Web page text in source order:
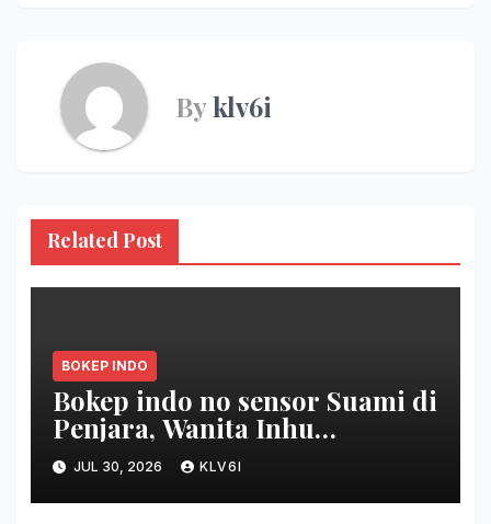
Byklv6i
Related Post
BOKEP INDO
Bokep indo no sensor Suami di
Penjara, Wanita Inhu
Disetubuhi Dukun berdua
Modus Nikah Batin
JUL 30, 2026 KLV6I